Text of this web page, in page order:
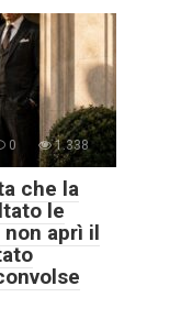
0 1.338
che la
le
aprì il